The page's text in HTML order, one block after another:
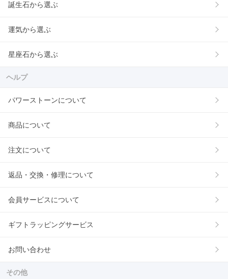
誕生石から選ぶ
運気から選ぶ
星座石から選ぶ
ヘルプ
パワーストーンについて
商品について
注文について
返品・交換・修理について
会員サービスについて
ギフトラッピングサービス
お問い合わせ
その他